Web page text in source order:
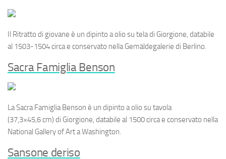
Il Ritratto di giovane è un dipinto a olio su tela di Giorgione, databile
al 1503-1504 circa e conservato nella Gemäldegalerie di Berlino.
Sacra Famiglia Benson
LaSacra Famiglia Benson è un dipinto a olio su tavola
(37,3×45,6 cm) di Giorgione, databile al 1500 circa e conservato nella
National Gallery of Art a Washington.
Sansone deriso